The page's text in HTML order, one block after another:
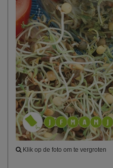
Klik op de foto om te vergroten